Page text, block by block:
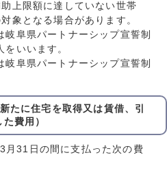
上限額に達していない世帯
象となる場合があります。
阜県パートナーシップ宣誓制
いいます。
阜県パートナーシップ宣誓制
たに住宅を取得又は賃借、引
費用）
月31日の間に支払った次の費